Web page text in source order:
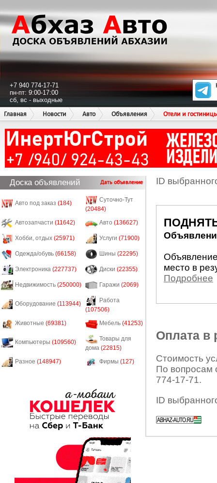
+7 940 774-17-71
пн-пт: 9:00-17:00
сб, вс - выходные
Главная
Новости Авто Объявления Отели и
Доска объявлений Дать объявление
Авто под заказ (184)
Суточно-Тут
(20484)
Автозапчасти (11642) Авто (136627)
Хобби, отдых (25971) Услуги (71900)
Одежда/обувь (66158) Шины (22295)
Электроника (227737) Диски (22355)
Недвижимость (250000) Гаражи (2069)
Оборудование (113944)
Работа
(107506)
Животные (69381) Мебель (41253)
Компьютеры (109560)
Товары для
дома (22815)
Разное (148947) Фирмы (127)
ID
место в
Подробнее
Оплата в
Стоимость
По вопросам
774-17-71.
ID